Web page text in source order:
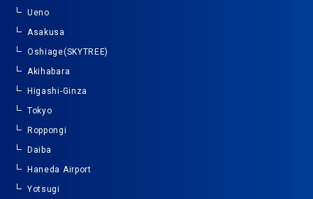
Ueno
Asakusa
Oshiage(SKYTREE)
Akihabara
Higashi-Ginza
Tokyo
Roppongi
Daiba
Haneda Airport
Yotsugi